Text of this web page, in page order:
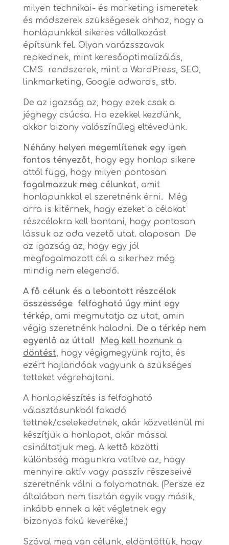
milyen technikai- és marketing ismeretek
és módszerek szükségesek ahhoz, hogy a
honlapunkkal sikeres vállalkozást
építsünk fel. Olyan varázsszavak
repkednek, mint keresőoptimalizálás,
CMS rendszerek, mint a WordPress, SEO,
linkmarketing, Google adwords, stb.
De az igazság az, hogy ezek csak a
jéghegy csúcsa. Ha ezekkel kezdünk,
akkor bizony valószínűleg eltévedünk.
Néhány helyen megemlítenek egy igen
fontos tényezőt, hogy egy honlap sikere
attól függ, hogy milyen pontosan
fogalmazzuk meg célunkat, amit
honlapunkkal el szeretnénk érni. Még
arra is kitérnek, hogy ezeket a célokat
részcélokra kell bontani, hogy pontosan
lássuk az oda vezető utat. alaposan De
az igazság az, hogy egy jól
megfogalmazott cél a sikerhez még
mindig nem elegendő.
A fő célunk és a lebontott részcélok
összessége felfogható úgy mint egy
térkép, ami megmutatja az utat, amin
végig szeretnénk haladni. De a térkép nem
egyenlő az úttal!
Meg kell hoznunk a
döntést, hogy végigmegyünk rajta, és
ezért hajlandóak vagyunk a szükséges
tetteket végrehajtani.
A honlapkészítés is felfogható
választásunkból fakadó
tettnek/cselekedetnek, akár közvetlenül mi
készítjük a honlapot, akár mással
csináltatjuk meg. A kettő közötti
különbség magunkra vetítve az, hogy
mennyire aktív vagy passzív részeseivé
szeretnénk válni a folyamatnak. (Persze ez
általában nem tisztán egyik vagy másik,
inkább ennek a két végletnek egy
bizonyos fokú keveréke.)
Szóval meg van célunk, eldöntöttük, hogy